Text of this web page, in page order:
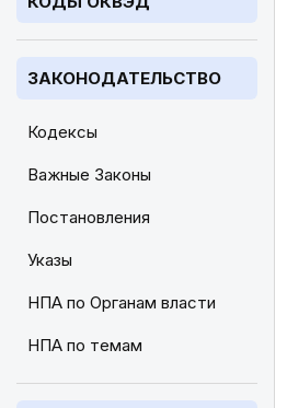
ЗАКОНОДАТЕЛЬСТВО
Кодексы
Важные Законы
Постановления
Указы
НПА по Органам власти
НПА по темам